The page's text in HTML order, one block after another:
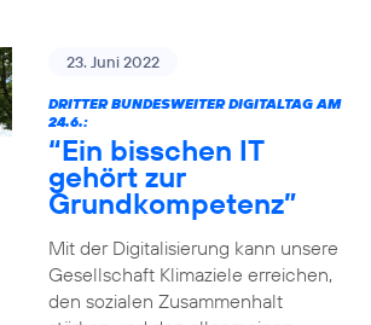
23. Juni 2022
DRITTER BUNDESWEITER DIGITALTAG AM
24.6.:
“Ein bisschen IT
gehört zur
Grundkompetenz”
Mit der Digitalisierung kann unsere
Gesellschaft Klimaziele erreichen,
den sozialen Zusammenhalt